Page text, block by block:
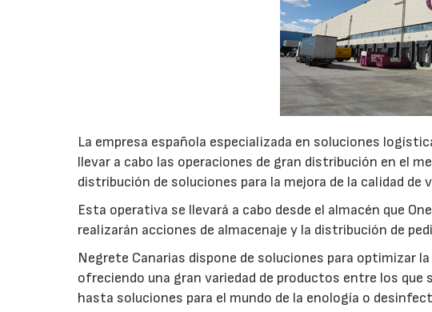
La empresa española especializada en soluciones
llevar a cabo las operaciones de gran distribución en el
distribución de soluciones para la mejora de la calidad de
Esta operativa se llevará a cabo desde el almacén que
realizarán acciones de almacenaje y la distribución de
Negrete Canarias dispone de soluciones para optimizar
ofreciendo una gran variedad de productos entre los
hasta soluciones para el mundo de la enología o